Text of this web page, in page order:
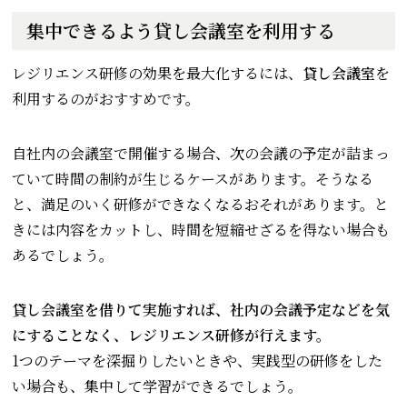
集中できるよう貸し会議室を利用する
レジリエンス研修の効果を最大化するには、 貸し会議室を
利用するのがおすすめです。
自社内の会議室で開催する場合、次の会議の予定が詰まっ
ていて時間の制約が生じるケースがあります。そうなる
と、満足のいく研修ができなくなるおそれがあります。と
きには内容をカットし、時間を短縮せざるを得ない場合も
あるでしょう。
貸し会議室を借りて実施すれば、社内の会議予定などを気
にすることなく、レジリエンス研修が行えます。
1つのテーマを深掘りしたいときや、実践型の研修をした
い場合も、集中して学習ができるでしょう。